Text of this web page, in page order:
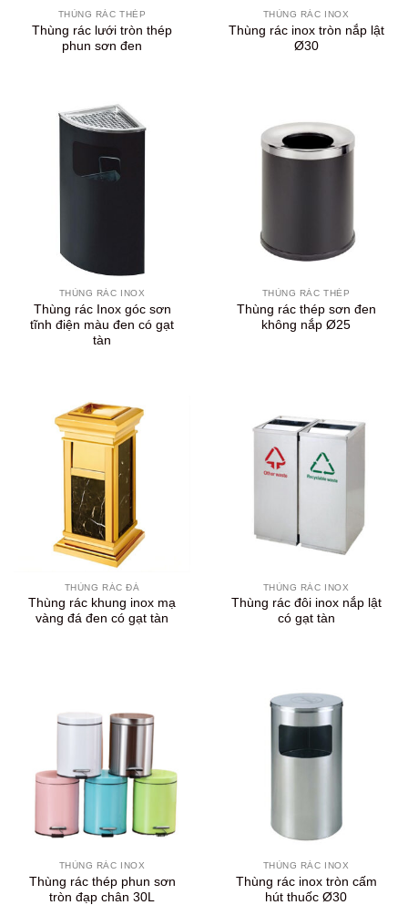
THÙNG RÁC THÉP
Thùng rác lưới tròn thép
phun sơn đen
THÙNG RÁC INOX
Thùng rác inox tròn nắp lật
Ø30
THÙNG RÁC INOX
Thùng rác Inox góc sơn
tĩnh điện màu đen có gạt
tàn
THÙNG RÁC THÉP
Thùng rác thép sơn đen
không nắp Ø25
THÙNG RÁC ĐÁ
Thùng rác khung inox mạ
vàng đá đen có gạt tàn
THÙNG RÁC INOX
Thùng rác đôi inox nắp lật
có gạt tàn
THÙNG RÁC INOX
Thùng rác thép phun sơn
tròn đạp chân 30L
THÙNG RÁC INOX
Thùng rác inox tròn cấm
hút thuốc Ø30